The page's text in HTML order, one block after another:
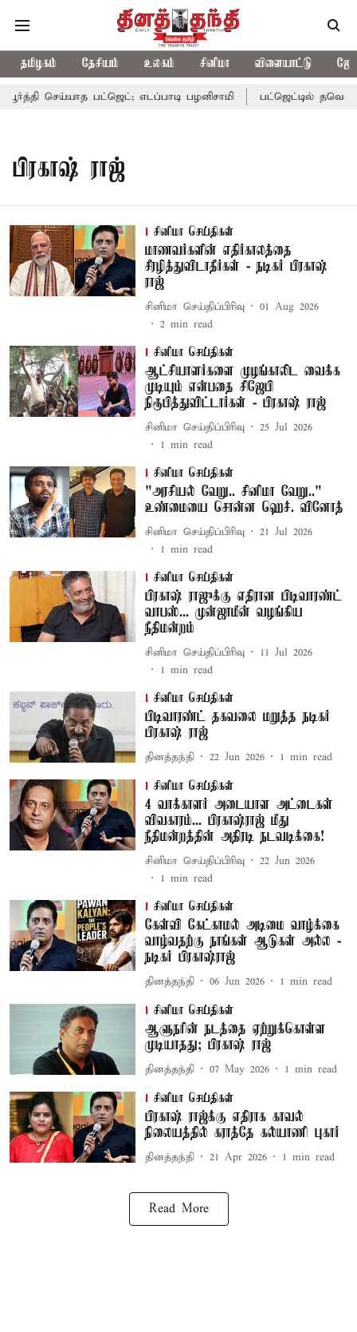
தமிழகம் தேசியம் உலகம் சினிமா விளையாட்டு
செய்யாத பட்ஜெட்; எடப்பாடி பழனிசாமி பட்ஜெட்டில் தவெக
பிரகாஷ் ராஜ்
சினிமா செய்திகள்
மாணவர்களின் எதிர்காலத்தை
சீரழித்துவிடாதீர்கள் - நடிகர் பிரகாஷ்
ராஜ்
சினிமா செய்திப்பிரிவு
01 Aug 2026
2 min read
சினிமா செய்திகள்
ஆட்சியாளர்களை முழங்காலிட வைக்க
முடியும் என்பதை சிஜேபி
நிரூபித்துவிட்டார்கள் - பிரகாஷ் ராஜ்
சினிமா செய்திப்பிரிவு
25 Jul 2026
1 min read
சினிமா செய்திகள்
"அரசியல் வேறு.. சினிமா வேறு.."
உண்மையை சொன்ன ஹெச். வினோத்
சினிமா செய்திப்பிரிவு
21 Jul 2026
1 min read
சினிமா செய்திகள்
பிரகாஷ் ராஜுக்கு எதிரான பிடிவாரண்ட்
வாபஸ்... முன்ஜாமீன் வழங்கிய
நீதிமன்றம்
சினிமா செய்திப்பிரிவு
11 Jul 2026
1 min read
சினிமா செய்திகள்
பிடிவாரண்ட் தகவலை மறுத்த நடிகர்
பிரகாஷ் ராஜ்
தினத்தந்தி 22 Jun 2026 1 min read
சினிமா செய்திகள்
4 வாக்காளர் அடையாள அட்டைகள்
விவகாரம்... பிரகாஷ்ராஜ் மீது
நீதிமன்றத்தின் அதிரடி நடவடிக்கை!
சினிமா செய்திப்பிரிவு
22 Jun 2026
1 min read
சினிமா செய்திகள்
கேள்வி கேட்காமல் அடிமை வாழ்க்கை
வாழ்வதற்கு நாங்கள் ஆடுகள் அல்ல -
நடிகர் பிரகாஷ்ராஜ்
தினத்தந்தி 06 Jun 2026 1 min read
சினிமா செய்திகள்
ஆளுநரின் நடத்தை ஏற்றுக்கொள்ள
முடியாதது; பிரகாஷ் ராஜ்
தினத்தந்தி 07 May 2026 1 min read
சினிமா செய்திகள்
பிரகாஷ் ராஜ்க்கு எதிராக காவல்
நிலையத்தில் கராத்தே கல்யாணி புகார்
தினத்தந்தி 21 Apr 2026 1 min read
Read More